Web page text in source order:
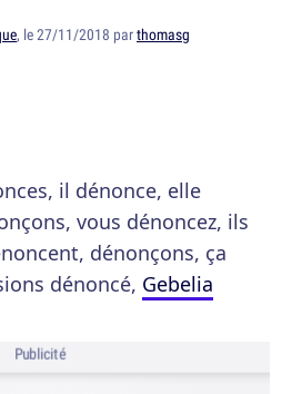
, le 27/11/2018 parthomasg
il dénonce, elle
vous dénoncez, ils
dénonçons, ça
dénoncé, Gebelia
Publicité